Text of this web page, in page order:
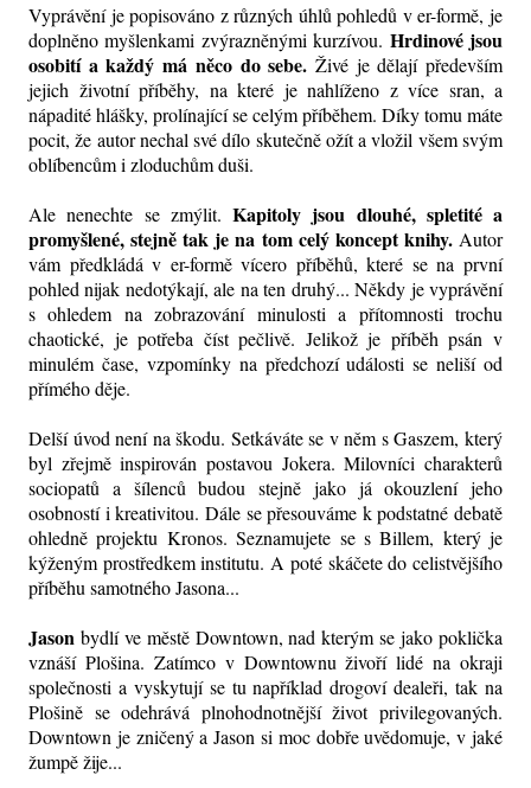
Vyprávění je popisováno z různých úhlů pohledů v er-formě, je
doplněno myšlenkami zvýrazněnými kurzívou. Hrdinové jsou
osobití a každý má něco do sebe. Živé je dělají především
jejich životní příběhy, na které je nahlíženo z více sran, a
nápadité hlášky, prolínající se celým příběhem. Díky tomu máte
pocit, že autor nechal své dílo skutečně ožít a vložil všem svým
oblíbencům i zloduchům duši.
Ale nenechte se zmýlit. Kapitoly jsou dlouhé, spletité a
promyšlené, stejně tak je na tom celý koncept knihy. Autor
vám předkládá v er-formě vícero příběhů, které se na první
pohled nijak nedotýkají, ale na ten druhý... Někdy je vyprávění
s ohledem na zobrazování minulosti a přítomnosti trochu
chaotické, je potřeba číst pečlivě. Jelikož je příběh psán v
minulém čase, vzpomínky na předchozí události se neliší od
přímého děje.
Delší úvod není na škodu. Setkáváte se v něm s Gaszem, který
byl zřejmě inspirován postavou Jokera. Milovníci charakterů
sociopatů a šílenců budou stejně jako já okouzlení jeho
osobností i kreativitou. Dále se přesouváme k podstatné debatě
ohledně projektu Kronos. Seznamujete se s Billem, který je
kýženým prostředkem institutu. A poté skáčete do celistvějšího
příběhu samotného Jasona...
Jason bydlí ve městě Downtown, nad kterým se jako poklička
vznáší Plošina. Zatímco v Downtownu živoří lidé na okraji
společnosti a vyskytují se tu například drogoví dealeři, tak na
Plošině se odehrává plnohodnotnější život privilegovaných.
Downtown je zničený a Jason si moc dobře uvědomuje, v jaké
žumpě žije...